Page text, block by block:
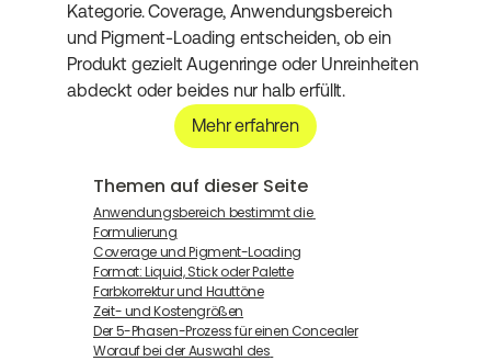
Kategorie. Coverage, Anwendungsbereich
und Pigment-Loading entscheiden, ob ein
Produkt gezielt Augenringe oder Unreinheiten
abdeckt oder beides nur halb erfüllt.
Mehr erfahren
Themen auf dieser Seite
Anwendungsbereich bestimmt die
Formulierung
Coverage und Pigment-Loading
Format: Liquid, Stick oder Palette
Farbkorrektur und Hauttöne
Zeit- und Kostengrößen
Der 5-Phasen-Prozess für einen Concealer
Worauf bei der Auswahl des